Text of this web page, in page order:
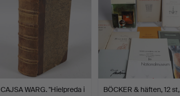
CAJSA WARG. "Hielpreda i
BÖCKER & häften, 12 st,